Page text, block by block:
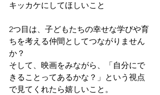
キッカケにしてほしいこと
2つ目は、子どもたちの幸せな学びや育
ちを考える仲間としてつながりません
か？
そして、映画をみながら、「自分にで
きることってあるかな？」という視点
で見てくれたら嬉しいこと。